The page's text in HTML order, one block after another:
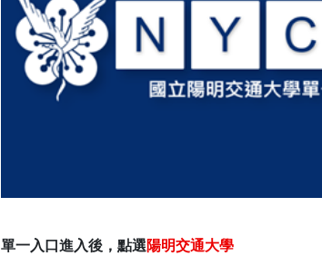
單一入口進入後，點選陽明交通大學